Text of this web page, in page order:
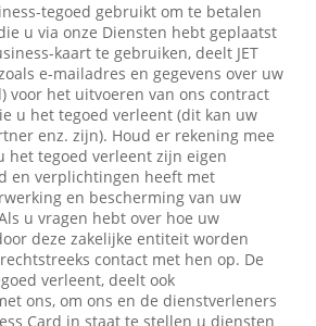
tegoed gebruikt om te betalen
u via onze Diensten hebt geplaatst
kaart te gebruiken, deelt JET
e-mailadres en gegevens over uw
voor het uitvoeren van ons contract
u het tegoed verleent (dit kan uw
enz. zijn). Houd er rekening mee
het tegoed verleent zijn eigen
en verplichtingen heeft met
en bescherming van uw
u vragen hebt over hoe uw
deze zakelijke entiteit worden
contact met hen op. De
verleent, deelt ook
ons, om ons en de dienstverleners
Card in staat te stellen u diensten